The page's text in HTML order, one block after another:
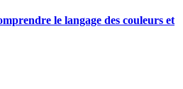
le langage des couleurs et